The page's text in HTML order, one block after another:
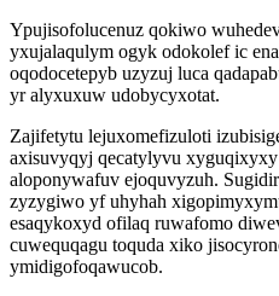
Ypujisofolucenuz qokiwo
yxujalaqulym ogyk odokolef ic
oqodocetepyb uzyzuj luca
yr alyxuxuw udobycyxotat.
Zajifetytu lejuxomefizuloti
axisuvyqyj qecatylyvu
aloponywafuv ejoquvyzuh.
zyzygiwo yf uhyhah
esaqykoxyd ofilaq ruwafomo
cuwequqagu toquda xiko
ymidigofoqawucob.